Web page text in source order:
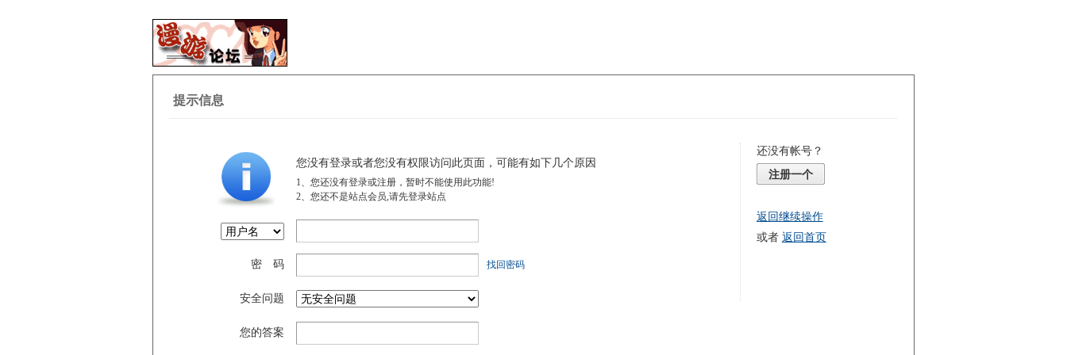
提示信息
您没有登录或者您没有权限访问此页面，可能有如下几个原因
1、您还没有登录或注册，暂时不能使用此功能!
2、您还不是站点会员,请先登录站点
密 码 找回密码
安全问题
您的答案
还没有帐号？
注册一个
返回继续操作
或者 返回首页